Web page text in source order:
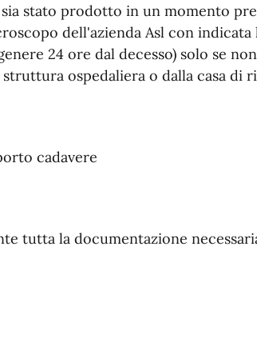
stato prodotto in un momento
dell'azienda Asl con indicata
24 ore dal decesso) solo se
ospedaliera o dalla casa di
cadavere
tutta la documentazione